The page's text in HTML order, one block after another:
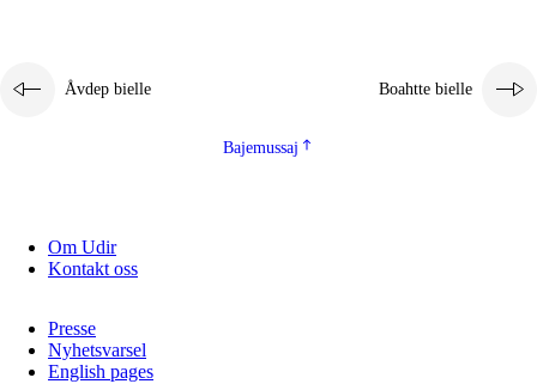
2.5.2 Demokratijja ja guojmmeviesátvuohta
Guoddelis åvddånibme
Åvdep bielle Boahtte bielle
Bajemussaj
Om Udir
Kontakt oss
Presse
Nyhetsvarsel
English pages